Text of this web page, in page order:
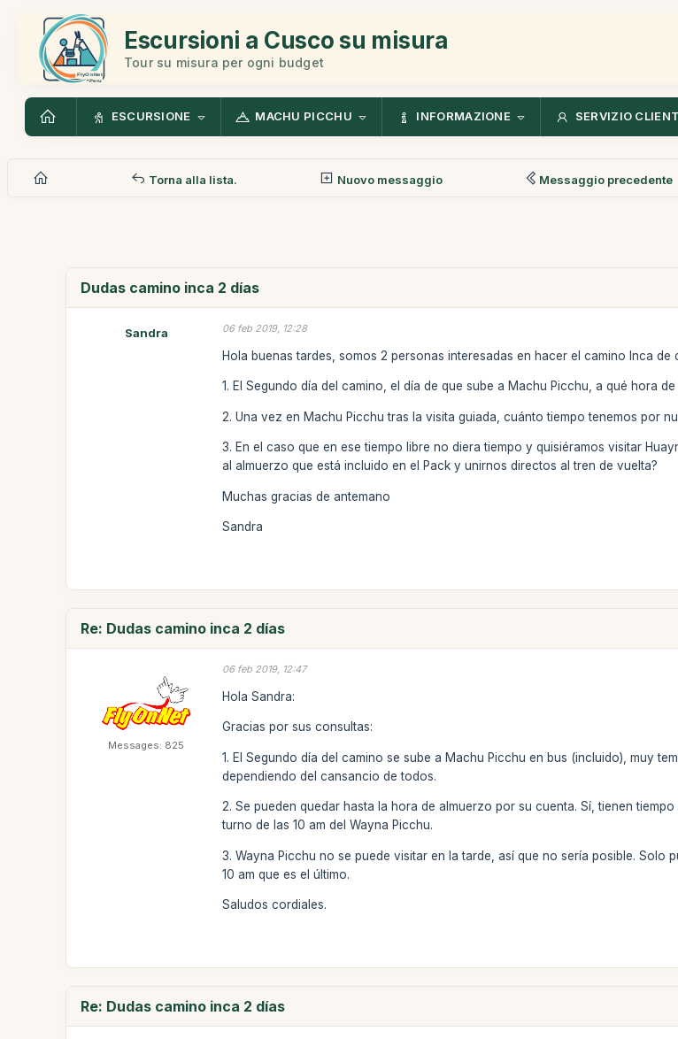
Escursioni a Cusco su misura
Tour su misura per ogni budget
ESCURSIONE MACHU PICCHU INFORMAZIONE SERVIZIO
Torna alla lista. Nuovo messaggio Messaggio precedente
Dudas camino inca 2 días
Sandra 06 feb 2019, 12:28
Hola buenas tardes, somos 2 personas interesadas en hacer el camino Inca
1. El Segundo día del camino, el día de que sube a Machu Picchu, a qué hora
2. Una vez en Machu Picchu tras la visita guiada, cuánto tiempo tenemos por
3. En el caso que en ese tiempo libre no diera tiempo y quisiéramos visitar
al almuerzo que está incluido en el Pack y unirnos directos al tren de vuelta?
Muchas gracias de antemano
Sandra
Re: Dudas camino inca 2 días
Messages: 825
06 feb 2019, 12:47
Hola Sandra:
Gracias por sus consultas:
1. El Segundo día del camino se sube a Machu Picchu en bus (incluido), muy
dependiendo del cansancio de todos.
2. Se pueden quedar hasta la hora de almuerzo por su cuenta. Sí, tienen
turno de las 10 am del Wayna Picchu.
3. Wayna Picchu no se puede visitar en la tarde, así que no sería posible.
10 am que es el último.
Saludos cordiales.
Re: Dudas camino inca 2 días